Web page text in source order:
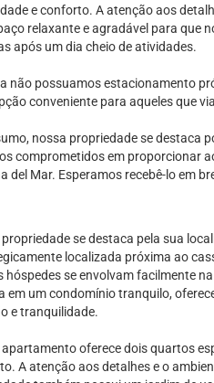
e conforto. A atenção aos
relaxante e agradável para que
após um dia cheio de atividades.
não possuamos estacionamento
conveniente para aqueles que
nossa propriedade se destaca
comprometidos em proporcionar
del Mar. Esperamos recebê-lo em
se destaca pela sua
localizada próxima ao
hóspedes se envolvam facilmente
em um condomínio tranquilo,
e tranquilidade.
oferece dois quartos
A atenção aos detalhes e o